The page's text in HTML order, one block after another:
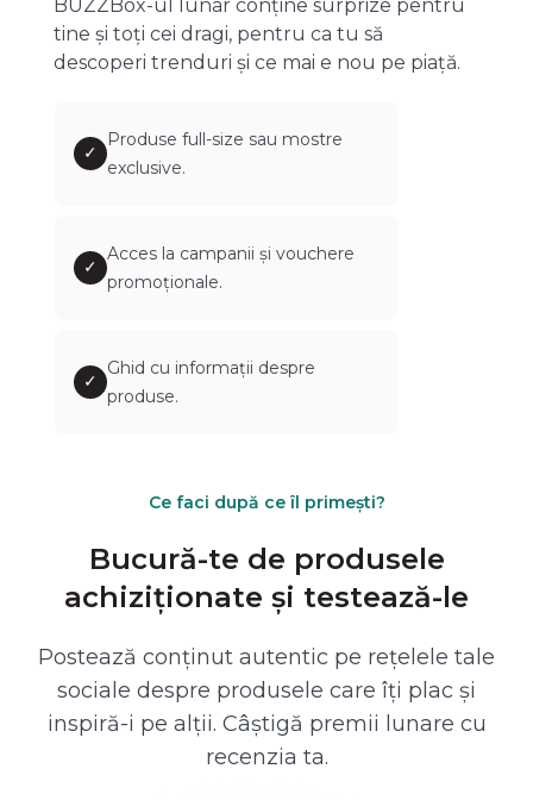
BUZZBox-ul lunar conține surprize pentru
tine și toți cei dragi, pentru ca tu să
descoperi trenduri și ce mai e nou pe piață.
✓
Produse full-size sau mostre
exclusive.
✓
Acces la campanii și vouchere
promoționale.
✓
Ghid cu informații despre
produse.
Ce faci după ce îl primești?
Bucură-te de produsele
achiziționate și testează-le
Postează conținut autentic pe rețelele tale
sociale despre produsele care îți plac și
inspiră-i pe alții. Câștigă premii lunare cu
recenzia ta.